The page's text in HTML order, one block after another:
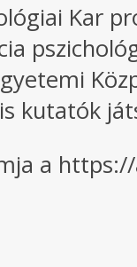
Kar
kutatók
a